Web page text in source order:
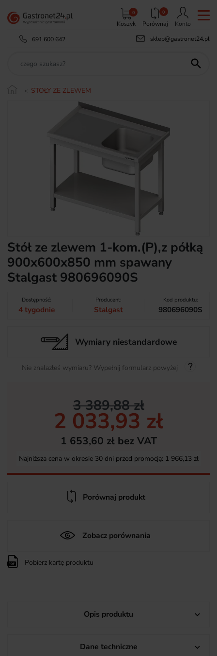
Koszyk
0 0
Porównaj
Konto
691 600 642
sklep@gastronet24.pl

STOŁY ZE ZLEWEM
Stół ze zlewem 1-kom.(P),z półką
900x600x850 mm spawany
Stalgast 980696090S
Dostępność:
4 tygodnie
Producent:
Stalgast
Kod produktu:
980696090S
Wymiary niestandardowe
Nie znalazłeś wymiaru? Wypełnij formularz powyżej
3 389,88 zł
2 033,93 zł
1 653,60 zł bez VAT
Najniższa cena w okresie 30 dni przed promocją: 1 966,13 zł
Porównaj produkt
Zobacz porównania
Pobierz kartę produktu
Opis produktu 
Dane techniczne 